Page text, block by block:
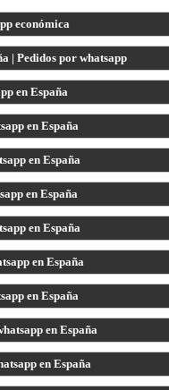
económica
| Pedidos por whatsapp
en España
en España
en España
en España
en España
en España
en España
en España
en España